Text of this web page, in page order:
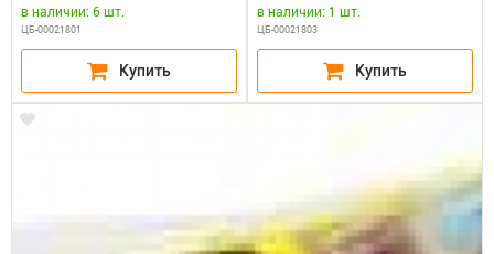
в наличии: 6 шт.
ЦБ-00021801
в наличии: 1 шт.
ЦБ-00021803